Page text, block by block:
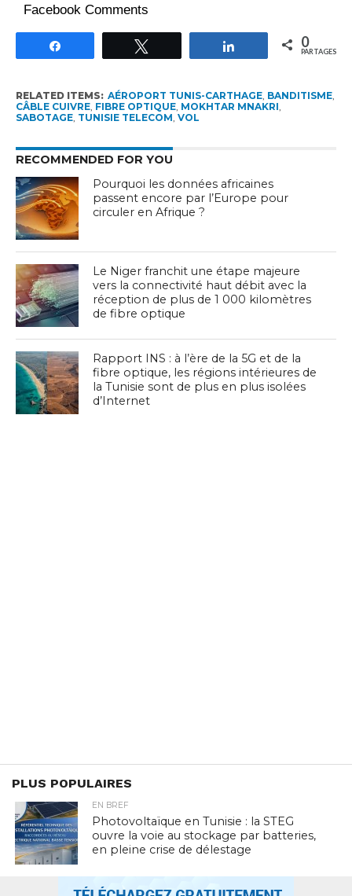
Facebook Comments
Partagez 0
PARTAGES
RELATED ITEMS: AÉROPORT TUNIS-CARTHAGE, BANDITISME,
CÂBLE CUIVRE, FIBRE OPTIQUE, MOKHTAR MNAKRI
SABOTAGE, TUNISIE TELECOM VOL
RECOMMENDED FOR YOU
Pourquoi les données africaines
passent encore par l’Europe pour
circuler en Afrique ?
Le Niger franchit une étape majeure
vers la connectivité haut débit avec la
réception de plus de 1 000 kilomètres
de fibre optique
Rapport INS : à l’ère de la 5G et de la
fibre optique, les régions intérieures de
la Tunisie sont de plus en plus isolées
d’Internet
PLUS POPULAIRES
EN BREF
Photovoltaïque en Tunisie : la STEG
ouvre la voie au stockage par batteries,
en pleine crise de délestage